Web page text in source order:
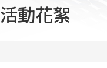
活動花絮